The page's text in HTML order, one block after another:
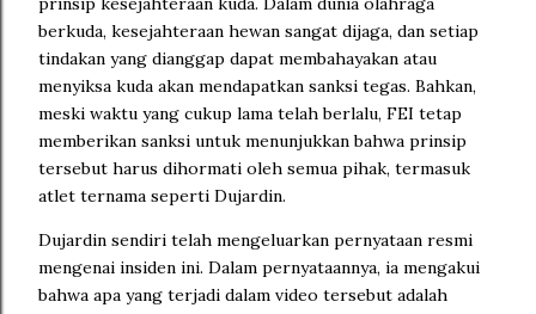
berkuda, kesejahteraan hewan sangat dijaga, dan setiap
tindakan yang dianggap dapat membahayakan atau
menyiksa kuda akan mendapatkan sanksi tegas. Bahkan,
meski waktu yang cukup lama telah berlalu, FEI tetap
memberikan sanksi untuk menunjukkan bahwa prinsip
tersebut harus dihormati oleh semua pihak, termasuk
atlet ternama seperti Dujardin.
Dujardin sendiri telah mengeluarkan pernyataan resmi
mengenai insiden ini. Dalam pernyataannya, ia mengakui
bahwa apa yang terjadi dalam video tersebut adalah